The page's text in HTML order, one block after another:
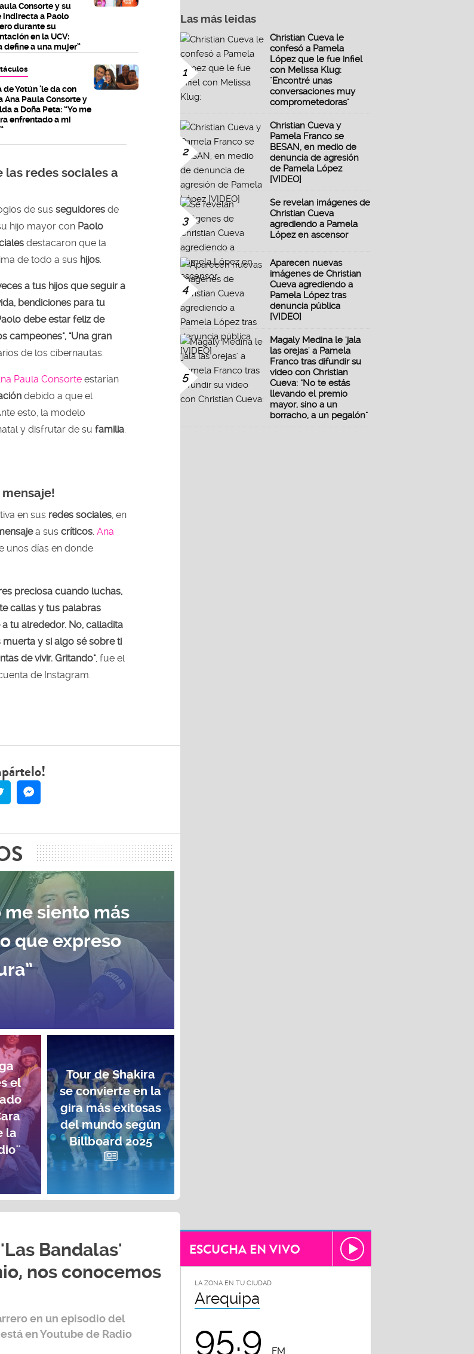
Consorte y su
indirecta a Paolo
durante su
en la UCV:
define a una mujer”
de Yotún 'le da con
Ana Paula Consorte y
a Doña Peta: “Yo me
enfrentado a mi
las redes sociales a
de sus seguidores de
hijo mayor con Paolo
destacaron que la
de todo a sus hijos
a tus hijos que seguir a
bendiciones para tu
debe estar feliz de
campeones", "Una gran
de los cibernautas.
Paula Consorte estarían
debido a que el
esto, la modelo
y disfrutar de su familia
mensaje!
en sus redes sociales , en
a sus críticos Ana
unos días en donde
preciosa cuando luchas,
callas y tus palabras
tu alrededor. No, calladita
y si algo sé sobre ti
de vivir. Gritando", fue el
de Instagram.
me siento más
que expreso
el
la
Tour de Shakira
se convierte en la
gira más exitosas
del mundo según
Billboard 2025
Las más leidas
1
Christian Cueva le
confesó a Pamela
López que le fue infiel
con Melissa Klug:
"Encontré unas
conversaciones muy
comprometedoras"
2
Christian Cueva y
Pamela Franco se
BESAN, en medio de
denuncia de agresión
de Pamela López
[VIDEO]
3
Se revelan imágenes de
Christian Cueva
agrediendo a Pamela
López en ascensor
4
Aparecen nuevas
imágenes de Christian
Cueva agrediendo a
Pamela López tras
denuncia pública
[VIDEO]
5
Magaly Medina le 'jala
las orejas' a Pamela
Franco tras difundir su
video con Christian
Cueva: "No te estás
llevando el premio
mayor, sino a un
borracho, a un pegalón"
Bandalas'
nos conocemos
en un episodio del
en Youtube de Radio
ESCUCHA EN VIVO
LA ZONA EN TU CIUDAD
Arequipa
95.9 FM